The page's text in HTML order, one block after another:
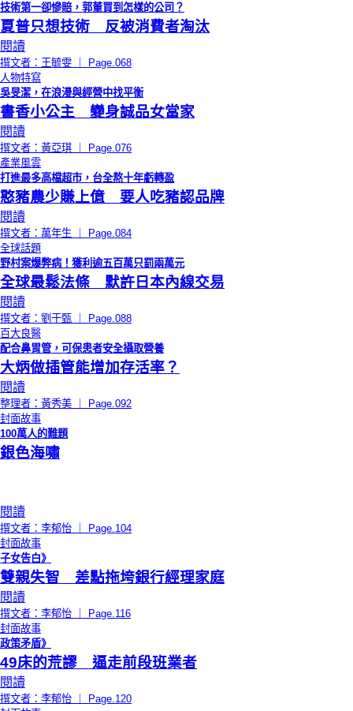
技術第一卻慘賠，郭董買到怎樣的公司？
夏普只想技術 反被消費者淘汰
閱讀
撰文者：王毓雯 ｜ Page.068
人物特寫
吳旻潔，在浪漫與經營中找平衡
書香小公主 變身誠品女當家
閱讀
撰文者：黃亞琪 ｜ Page.076
產業風雲
打進最多高檔超市，台全熬十年虧轉盈
憨豬農少賺上億 要人吃豬認品牌
閱讀
撰文者：萬年生 ｜ Page.084
全球話題
野村案爆弊病！獲利逾五百萬只罰兩萬元
全球最鬆法條 默許日本內線交易
閱讀
撰文者：劉于甄 ｜ Page.088
百大良醫
配合鼻胃管，可保患者安全攝取營養
大炳做插管能增加存活率？
閱讀
整理者：黃秀美 ｜ Page.092
封面故事
100萬人的難題
銀色海嘯
閱讀
撰文者：李郁怡 ｜ Page.104
封面故事
子女告白》
雙親失智 差點拖垮銀行經理家庭
閱讀
撰文者：李郁怡 ｜ Page.116
封面故事
政策矛盾》
49床的荒謬 逼走前段班業者
閱讀
撰文者：李郁怡 ｜ Page.120